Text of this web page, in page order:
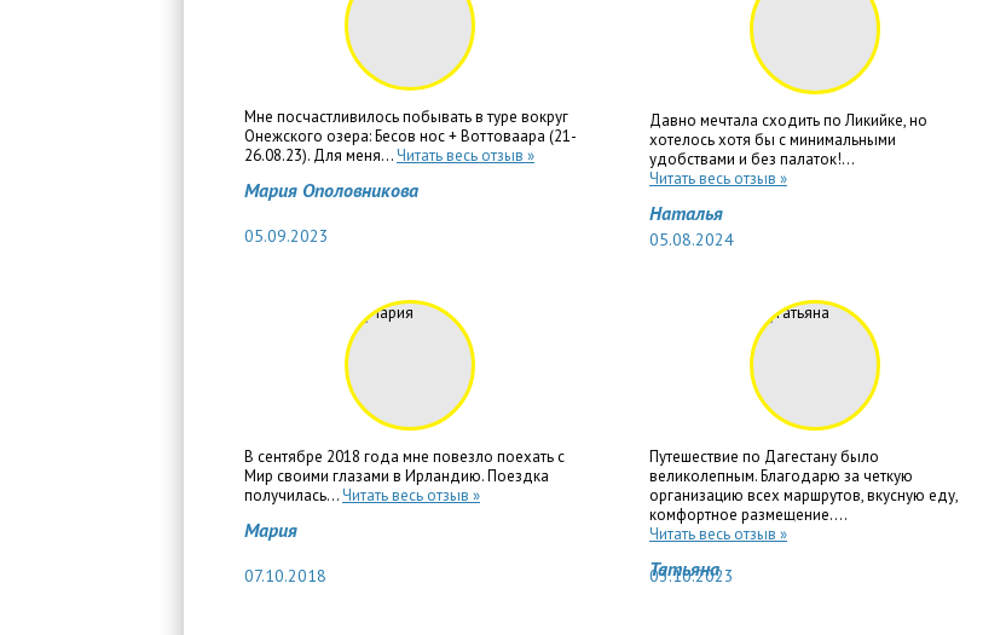
Мне посчастливилось побывать в туре вокруг
Онежского озера: Бесов нос + Воттоваара (21-
26.08.23). Для меня...Читать весь отзыв »
Мария Ополовникова
05.09.2023
Давно мечтала сходить по Ликийке, но
хотелось хотя бы с минимальными
удобствами и без палаток!...
Читать весь отзыв »
Наталья
05.08.2024
В сентябре 2018 года мне повезло поехать с
Мир своими глазами в Ирландию. Поездка
получилась...Читать весь отзыв »
Мария
07.10.2018
Путешествие по Дагестану было
великолепным. Благодарю за четкую
организацию всех маршрутов, вкусную еду,
комфортное размещение....
Читать весь отзыв »
Татьяна
03.10.2023